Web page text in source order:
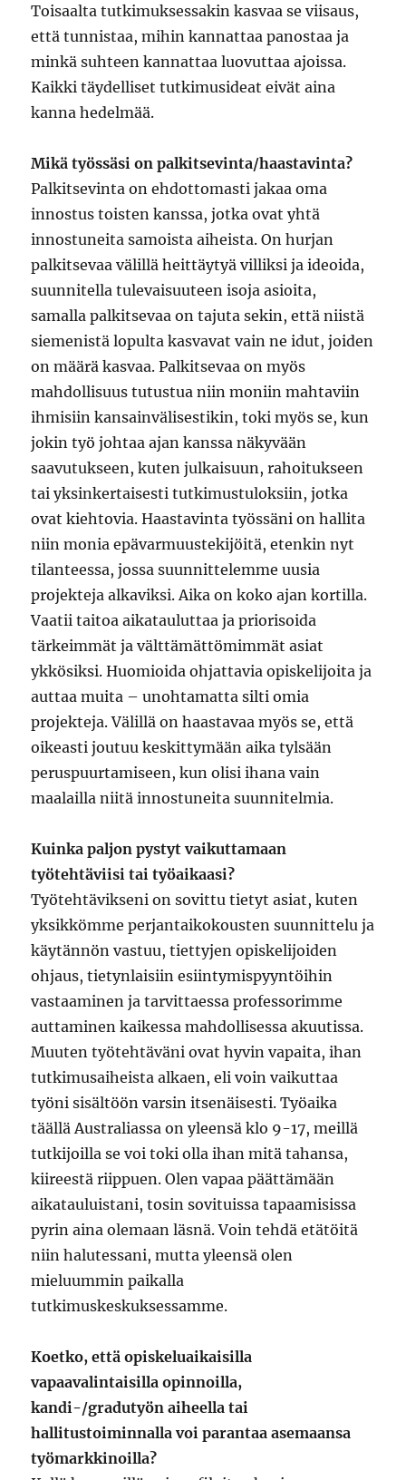
Toisaalta tutkimuksessakin kasvaa se viisaus,
että tunnistaa, mihin kannattaa panostaa ja
minkä suhteen kannattaa luovuttaa ajoissa.
Kaikki täydelliset tutkimusideat eivät aina
kanna hedelmää.
Mikä työssäsi on palkitsevinta/haastavinta?
Palkitsevinta on ehdottomasti jakaa oma
innostus toisten kanssa, jotka ovat yhtä
innostuneita samoista aiheista. On hurjan
palkitsevaa välillä heittäytyä villiksi ja ideoida,
suunnitella tulevaisuuteen isoja asioita,
samalla palkitsevaa on tajuta sekin, että niistä
siemenistä lopulta kasvavat vain ne idut, joiden
on määrä kasvaa. Palkitsevaa on myös
mahdollisuus tutustua niin moniin mahtaviin
ihmisiin kansainvälisestikin, toki myös se, kun
jokin työ johtaa ajan kanssa näkyvään
saavutukseen, kuten julkaisuun, rahoitukseen
tai yksinkertaisesti tutkimustuloksiin, jotka
ovat kiehtovia. Haastavinta työssäni on hallita
niin monia epävarmuustekijöitä, etenkin nyt
tilanteessa, jossa suunnittelemme uusia
projekteja alkaviksi. Aika on koko ajan kortilla.
Vaatii taitoa aikatauluttaa ja priorisoida
tärkeimmät ja välttämättömimmät asiat
ykkösiksi. Huomioida ohjattavia opiskelijoita ja
auttaa muita – unohtamatta silti omia
projekteja. Välillä on haastavaa myös se, että
oikeasti joutuu keskittymään aika tylsään
peruspuurtamiseen, kun olisi ihana vain
maalailla niitä innostuneita suunnitelmia.
Kuinka paljon pystyt vaikuttamaan
työtehtäviisi tai työaikaasi?
Työtehtävikseni on sovittu tietyt asiat, kuten
yksikkömme perjantaikokousten suunnittelu ja
käytännön vastuu, tiettyjen opiskelijoiden
ohjaus, tietynlaisiin esiintymispyyntöihin
vastaaminen ja tarvittaessa professorimme
auttaminen kaikessa mahdollisessa akuutissa.
Muuten työtehtäväni ovat hyvin vapaita, ihan
tutkimusaiheista alkaen, eli voin vaikuttaa
työni sisältöön varsin itsenäisesti. Työaika
täällä Australiassa on yleensä klo 9-17, meillä
tutkijoilla se voi toki olla ihan mitä tahansa,
kiireestä riippuen. Olen vapaa päättämään
aikatauluistani, tosin sovituissa tapaamisissa
pyrin aina olemaan läsnä. Voin tehdä etätöitä
niin halutessani, mutta yleensä olen
mieluummin paikalla
tutkimuskeskuksessamme.
Koetko, että opiskeluaikaisilla
vapaavalintaisilla opinnoilla,
kandi-/gradutyön aiheella tai
hallitustoiminnalla voi parantaa asemaansa
työmarkkinoilla?